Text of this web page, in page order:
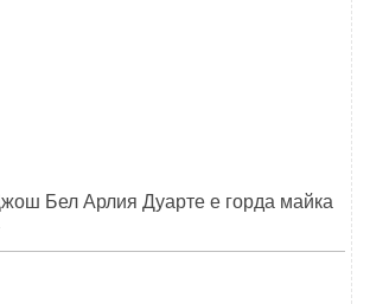
Бел Арлия Дуарте е горда майка